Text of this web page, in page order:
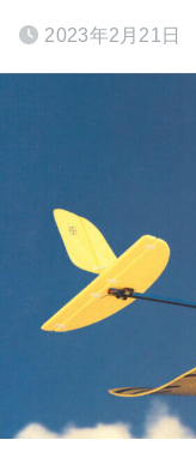
2023年2月21日